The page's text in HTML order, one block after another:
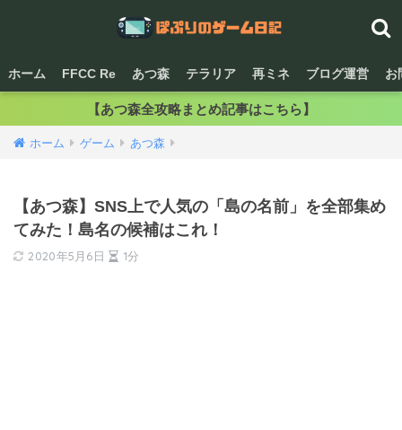
ホーム FFCC Re あつ森 テラリア 再ミネ ブログ運営 お
【あつ森全攻略まとめ記事はこちら】
ホーム ゲーム あつ森
【あつ森】SNS上で人気の「島の名前」を全部集め
てみた！島名の候補はこれ！
2020年5月6日 1分